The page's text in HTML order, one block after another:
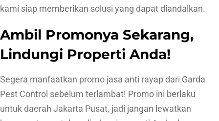
kami siap memberikan solusi yang dapat diandalkan.
Ambil Promonya Sekarang,
Lindungi Properti Anda!
Segera manfaatkan promo jasa anti rayap dari Garda
Pest Control sebelum terlambat! Promo ini berlaku
untuk daerah Jakarta Pusat, jadi jangan lewatkan